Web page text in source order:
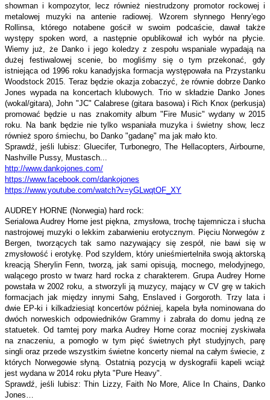
showman i kompozytor, lecz również niestrudzony promotor rockowej i
metalowej muzyki na antenie radiowej. Wzorem słynnego Henry'ego
Rollinsa, którego notabene gościł w swoim podcaście, dawał także
występy spoken word, a następnie opublikował ich wybór na płycie.
Wiemy już, że Danko i jego koledzy z zespołu wspaniale wypadają na
dużej festiwalowej scenie, bo mogliśmy się o tym przekonać, gdy
istniejąca od 1996 roku kanadyjska formacja występowała na Przystanku
Woodstock 2015. Teraz będzie okazja zobaczyć, że równie dobrze Danko
Jones wypada na koncertach klubowych. Trio w składzie Danko Jones
(wokal/gitara), John "JC" Calabrese (gitara basowa) i Rich Knox (perkusja)
promować będzie u nas znakomity album "Fire Music" wydany w 2015
roku. Na bank będzie nie tylko wspaniała muzyka i świetny show, lecz
również sporo śmiechu, bo Danko "gadanę" ma jak mało kto.
Sprawdź, jeśli lubisz: Gluecifer, Turbonegro, The Hellacopters, Airbourne,
Nashville Pussy, Mustasch...
http://www.dankojones.com/
https://www.facebook.com/dankojones
https://www.youtube.com/watch?v=yGLwqtOF_XY
AUDREY HORNE (Norwegia) hard rock:
Serialowa Audrey Horne jest piękna, zmysłowa, trochę tajemnicza i słucha
nastrojowej muzyki o lekkim zabarwieniu erotycznym. Pięciu Norwegów z
Bergen, tworzących tak samo nazywający się zespół, nie bawi się w
zmysłowość i erotykę. Pod szyldem, który unieśmiertelniła swoją aktorską
kreacją Sherylin Fenn, tworzą, jak sami opisują, mocnego, melodyjnego,
walącego prosto w twarz hard rocka z charakterem. Grupa Audrey Horne
powstała w 2002 roku, a stworzyli ją muzycy, mający w CV grę w takich
formacjach jak między innymi Sahg, Enslaved i Gorgoroth. Trzy lata i
dwie EP-ki i kilkadziesiąt koncertów później, kapela była nominowana do
dwóch norweskich odpowiedników Grammy i zabrała do domu jedną ze
statuetek. Od tamtej pory marka Audrey Horne coraz mocniej zyskiwała
na znaczeniu, a pomogło w tym pięć świetnych płyt studyjnych, parę
singli oraz przede wszystkim świetne koncerty niemal na całym świecie, z
których Norwegowie słyną. Ostatnią pozycją w dyskografii kapeli wciąż
jest wydana w 2014 roku płyta "Pure Heavy".
Sprawdź, jeśli lubisz: Thin Lizzy, Faith No More, Alice In Chains, Danko
Jones…